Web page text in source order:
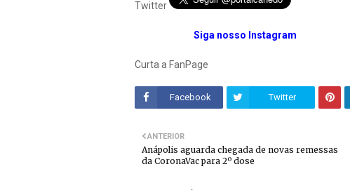
Twitter
Siga nosso Instagram
Curta a FanPage
Facebook Twitter
ANTERIOR
Anápolis aguarda chegada de novas remessas
da CoronaVac para 2º dose